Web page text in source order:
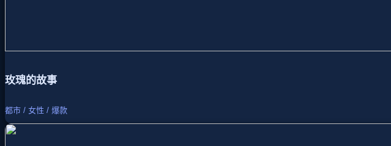
玫瑰的故事
都市 / 女性 / 爆款